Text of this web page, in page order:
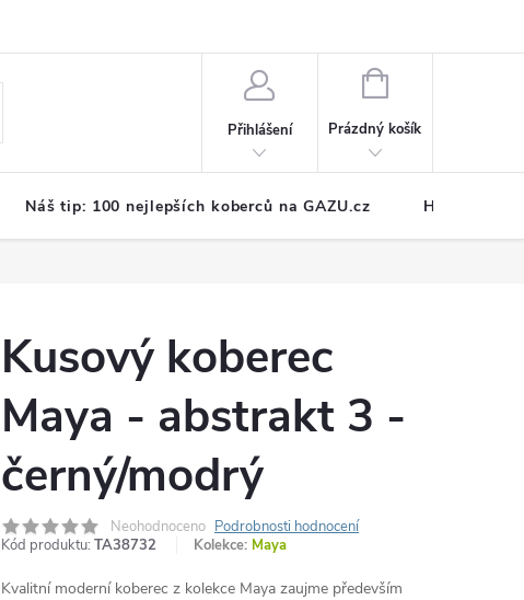
Přihlášení
NÁKUPNÍ
Prázdný košík
Náš tip: 100 nejlepších koberců na GAZU.cz Hodnocení
Kusový koberec
Maya - abstrakt 3 -
černý/modrý
Neohodnoceno Podrobnosti hodnocení
Kód produktu: TA38732 Kolekce: Maya
Kvalitní moderní koberec z kolekce Maya zaujme především